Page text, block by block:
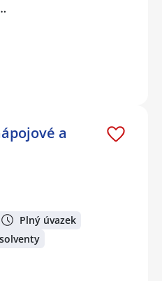
a
Plný úvazek